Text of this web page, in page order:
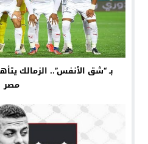
بـ “شق الأنفس”.. الزمالك
مصر